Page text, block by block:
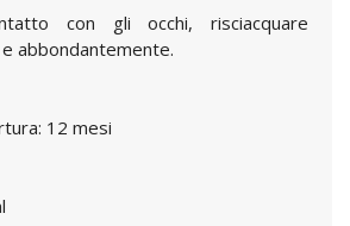
con gli occhi, risciacquare
abbondantemente.
12 mesi